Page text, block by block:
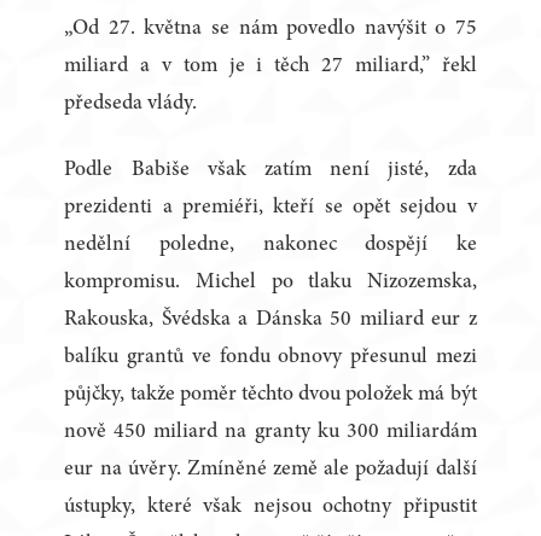
„Od 27. května se nám povedlo navýšit o 75
miliard a v tom je i těch 27 miliard,” řekl
předseda vlády.
Podle Babiše však zatím není jisté, zda
prezidenti a premiéři, kteří se opět sejdou v
nedělní poledne, nakonec dospějí ke
kompromisu. Michel po tlaku Nizozemska,
Rakouska, Švédska a Dánska 50 miliard eur z
balíku grantů ve fondu obnovy přesunul mezi
půjčky, takže poměr těchto dvou položek má být
nově 450 miliard na granty ku 300 miliardám
eur na úvěry. Zmíněné země ale požadují další
ústupky, které však nejsou ochotny připustit